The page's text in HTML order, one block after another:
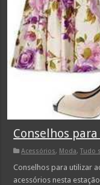
Conselhos
Acessórios, Moda,Tudo
Conselhos para utilizar
acessórios nesta